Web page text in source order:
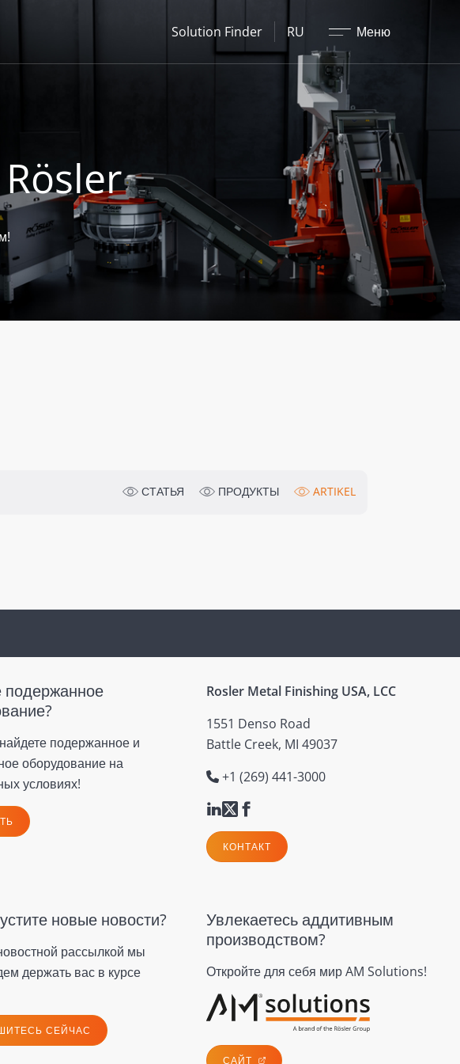
Solution Finder RU Меню
СТАТЬЯ ПРОДУКТЫ ARTIKEL
Rosler Metal Finishing USA, LCC
1551 Denso Road
Battle Creek, MI 49037
+1 (269) 441-3000
КОНТАКТ
подержанное и
оборудование на
условиях!
новые новости?
рассылкой мы
держать вас в курсе
СЕЙЧАС
Увлекаетесь аддитивным
производством?
Откройте для себя мир AM Solutions!
САЙТ